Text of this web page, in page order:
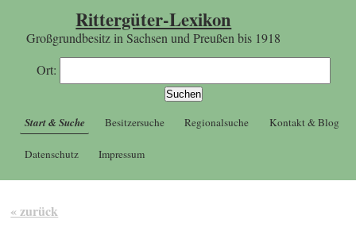
Rittergüter-Lexikon
Großgrundbesitz in Sachsen und Preußen bis 1918
Ort:
Start & Suche Besitzersuche Regionalsuche Kontakt & Blog
Datenschutz Impressum
« zurück